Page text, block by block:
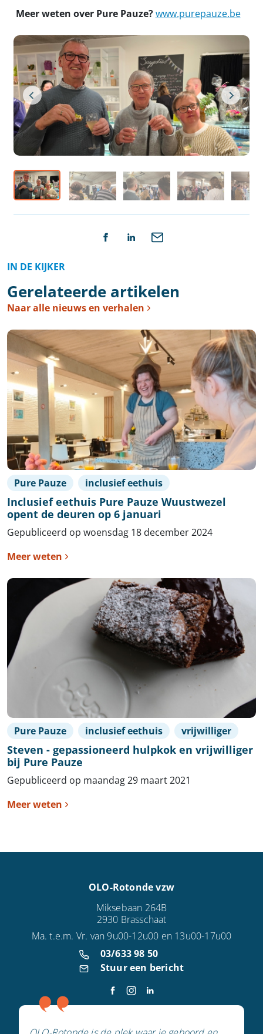
Meer weten over Pure Pauze?www.purepauze.be
IN DE KIJKER
Gerelateerde artikelen
Naar alle nieuws en verhalen
Pure Pauze inclusief eethuis
Inclusief eethuis Pure Pauze Wuustwezel
opent de deuren op 6 januari
Gepubliceerd op woensdag 18 december 2024
Meer weten
Pure Pauze inclusief eethuis vrijwilliger
Steven - gepassioneerd hulpkok en vrijwilliger
bij Pure Pauze
Gepubliceerd op maandag 29 maart 2021
Meer weten
OLO-Rotonde vzw
Miksebaan 264B
2930 Brasschaat
Ma. t.e.m. Vr. van 9u00-12u00 en 13u00-17u00
03/633 98 50
Stuur een bericht